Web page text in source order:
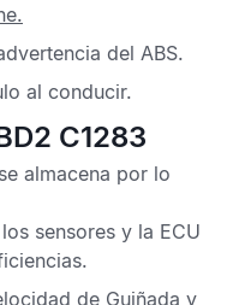
.
del ABS.
al conducir.
C1283
se almacena por lo
sensores y la ECU
de Guiñada y